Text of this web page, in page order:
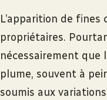
L’apparition de
propriétaires.
nécessairement
plume, souvent à
soumis aux